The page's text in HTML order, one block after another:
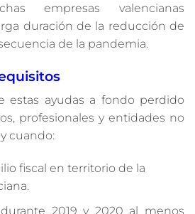
empresas valencianas
duración de la reducción de
de la pandemia.
estas ayudas a fondo perdido
profesionales y entidades no
cuando:
fiscal en territorio de la
2019 y 2020 al menos